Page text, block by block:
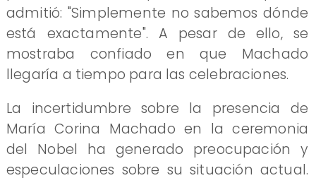
admitió: "Simplemente no sabemos dónde
está exactamente". A pesar de ello, se
mostraba confiado en que Machado
llegaría a tiempo para las celebraciones.
La incertidumbre sobre la presencia de
María Corina Machado en la ceremonia
del Nobel ha generado preocupación y
especulaciones sobre su situación actual.